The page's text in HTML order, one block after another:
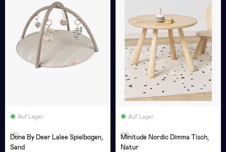
Auf Lager
(6)
Done By Deer Lalee Spielbogen,
Sand
Auf Lager
(11)
Minitude Nordic Dimma Tisch,
Natur